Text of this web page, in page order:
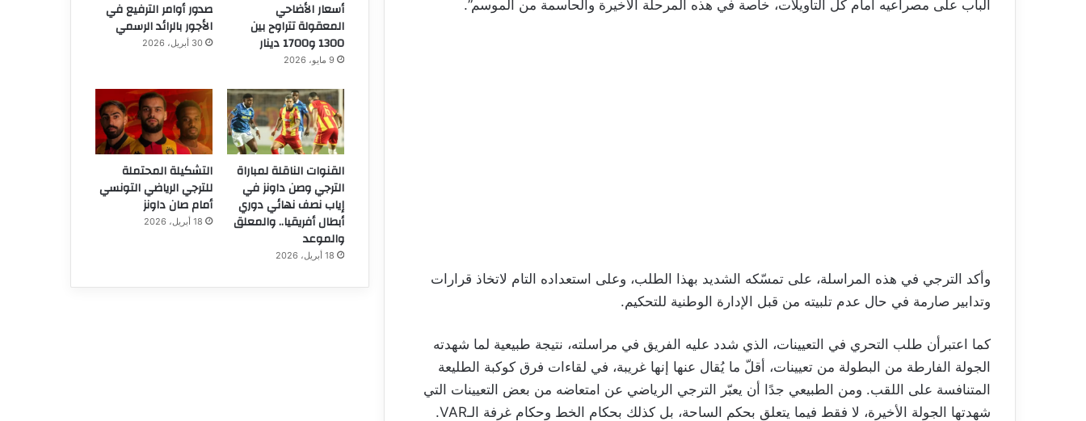
الباب على مصراعيه أمام كل التأويلات، خاصة في هذه المرحلة الأخيرة والحاسمة من الموسم”.
وأكد الترجي في هذه المراسلة، على تمسّكه الشديد بهذا الطلب، وعلى استعداده التام لاتخاذ قرارات
وتدابير صارمة في حال عدم تلبيته من قبل الإدارة الوطنية للتحكيم.
كما اعتبرأن طلب التحري في التعيينات، الذي شدد عليه الفريق في مراسلته، نتيجة طبيعية لما شهدته
الجولة الفارطة من البطولة من تعيينات، أقلّ ما يُقال عنها إنها غريبة، في لقاءات فرق كوكبة الطليعة
المتنافسة على اللقب. ومن الطبيعي جدًا أن يعبّر الترجي الرياضي عن امتعاضه من بعض التعيينات التي
شهدتها الجولة الأخيرة، لا فقط فيما يتعلق بحكم الساحة، بل كذلك بحكام الخط وحكام غرفة الـVAR.
أسعار الأضاحي
المعقولة تتراوح بين
1300 و1700 دينار
9 مايو، 2026
صدور أوامر الترفيع في
الأجور بالرائد الرسمي
30 أبريل، 2026
القنوات الناقلة لمباراة
الترجي وصن داونز في
إياب نصف نهائي دوري
أبطال أفريقيا.. والمعلق
والموعد
18 أبريل، 2026
التشكيلة المحتملة
للترجي الرياضي التونسي
أمام صان داونز
18 أبريل، 2026